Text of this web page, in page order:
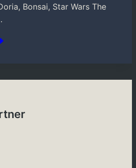
Bonsai, Star Wars The
2024